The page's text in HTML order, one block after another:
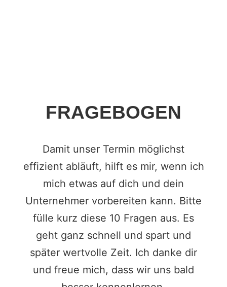
FRAGEBOGEN
Damit unser Termin möglichst
effizient abläuft, hilft es mir, wenn ich
mich etwas auf dich und dein
Unternehmer vorbereiten kann. Bitte
fülle kurz diese 10 Fragen aus. Es
geht ganz schnell und spart und
später wertvolle Zeit. Ich danke dir
und freue mich, dass wir uns bald